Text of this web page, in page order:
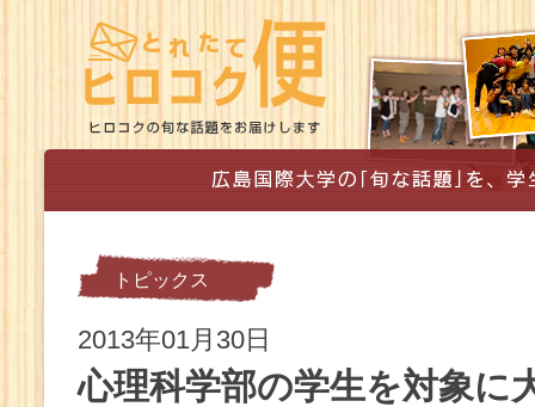
トピックス
2013年01月30日
心理科学部の学生を対象に